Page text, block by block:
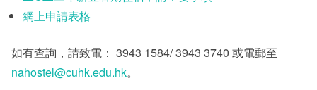
其他
網上申請表格
如有查詢，請致電： 3943 1584/ 3943 3740 或電郵至
nahostel@cuhk.edu.hk。